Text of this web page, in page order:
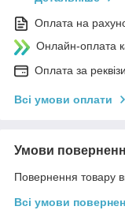
Оплата на
Онлайн-оплата
Оплата за
Всі умови оплати
Умови
Повернення товару
Всі умови